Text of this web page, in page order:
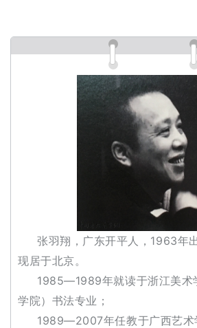
錯
錯
张羽翔，广东开平人，1963年
现居于北京。
1985—1989年就读于浙江美术
学院）书法专业；
1989—2007年任教于广西艺术